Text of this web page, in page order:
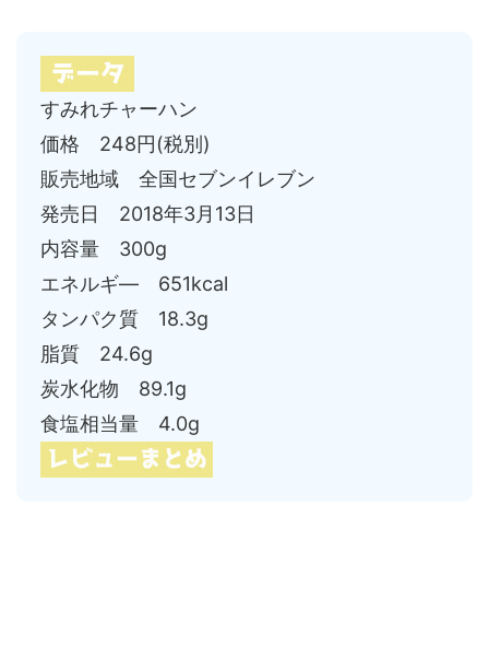
すみれチャーハン
価格 248円(税別)
販売地域 全国セブンイレブン
発売日 2018年3月13日
内容量 300g
エネルギ― 651kcal
タンパク質 18.3g
脂質 24.6g
炭水化物 89.1g
食塩相当量 4.0g